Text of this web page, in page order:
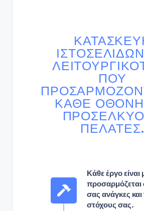
ΠΟΥ
ΚΆΘΕ ΟΘΌΝΗ
ΠΕΛΆΤΕΣ.
Κάθε έργο είναι
προσαρμόζεται
σας ανάγκες και
στόχους σας.